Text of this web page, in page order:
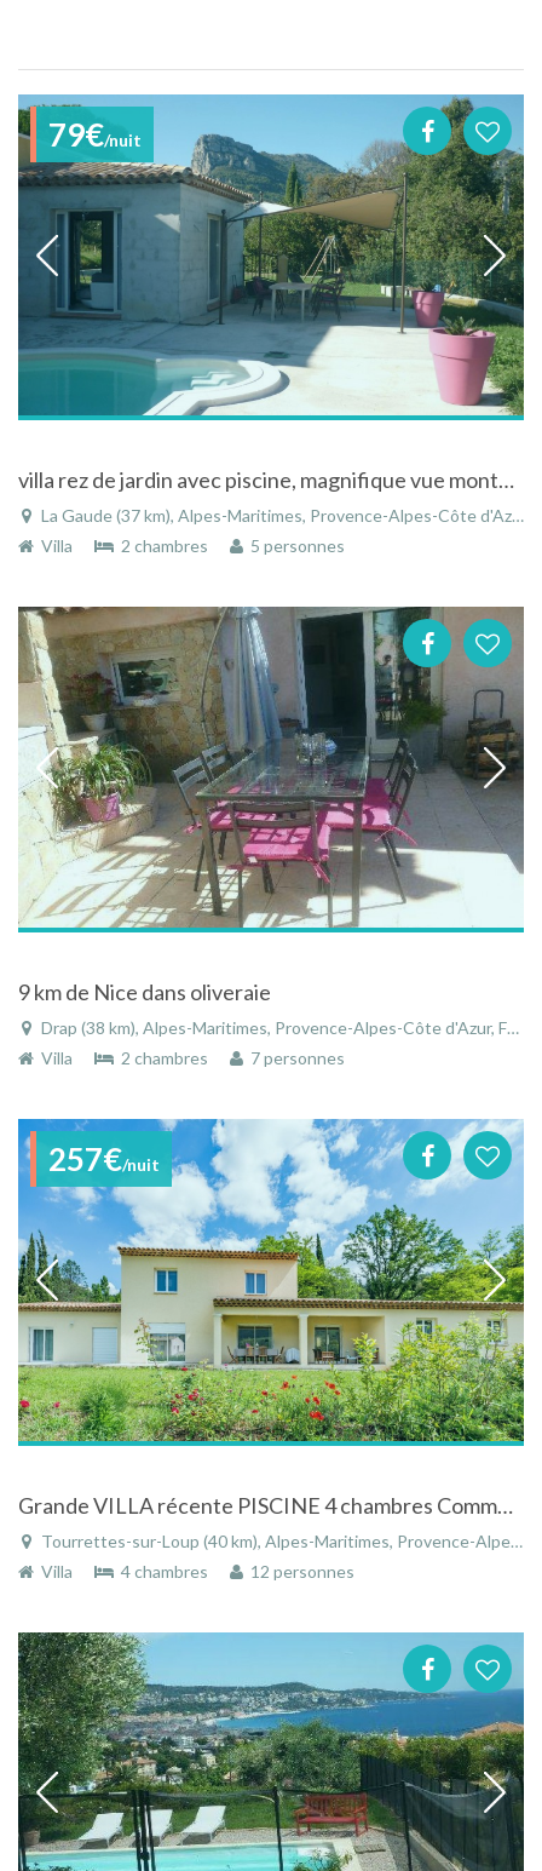
79€/nuit
villa rez de jardin avec piscine, magnifique vue montagne , proche de la mer
La Gaude (37 km), Alpes-Maritimes, Provence-Alpes-Côte d'Azur, France
Villa
2 chambres 5 personnes
9 km de Nice dans oliveraie
Drap (38 km), Alpes-Maritimes, Provence-Alpes-Côte d'Azur, France
Villa
2 chambres 7 personnes
257€/nuit
Grande VILLA récente PISCINE 4 chambres Commune de Tourrettes sur Loup proche de Cagnes sur Mer/Nice
Tourrettes-sur-Loup (40 km), Alpes-Maritimes, Provence-Alpes-Côte d'Azur, France
Villa
4 chambres 12 personnes